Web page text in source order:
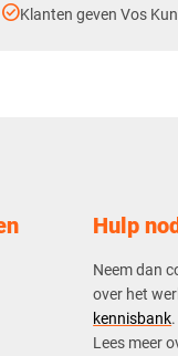
check_circleKlanten geven Vos
Hulp
Neem dan
over het
kennisbank.
​Lees meer